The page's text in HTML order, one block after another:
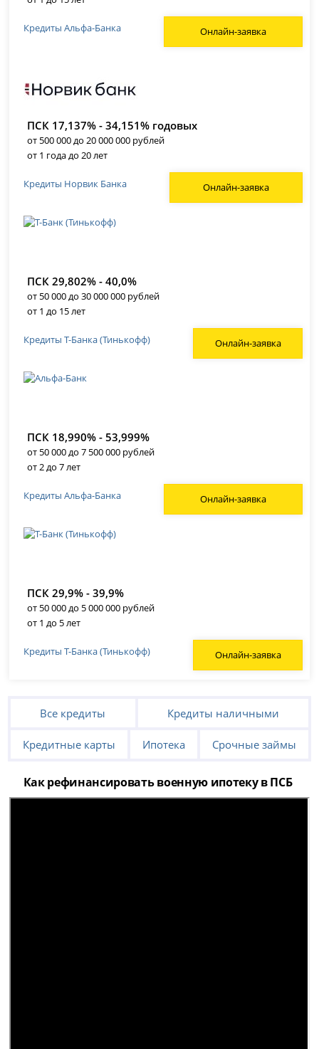
Онлайн-заявка
Кредиты Альфа-Банка
ПСК 17,137% - 34,151% годовых
от 500 000 до 20 000 000 рублей
от 1 года до 20 лет
Онлайн-заявка
Кредиты Норвик Банка
ПСК 29,802% - 40,0%
от 50 000 до 30 000 000 рублей
от 1 до 15 лет
Онлайн-заявка
Кредиты Т-Банка (Тинькофф)
ПСК 18,990% - 53,999%
от 50 000 до 7 500 000 рублей
от 2 до 7 лет
Онлайн-заявка
Кредиты Альфа-Банка
ПСК 29,9% - 39,9%
от 50 000 до 5 000 000 рублей
от 1 до 5 лет
Онлайн-заявка
Кредиты Т-Банка (Тинькофф)
Все кредиты Кредиты наличными
Кредитные карты Ипотека Срочные займы
Как рефинансировать военную ипотеку в ПСБ